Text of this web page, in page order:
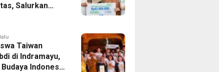
Salurkan
dan Tampung
Taiwan
di Indramayu,
Indonesia